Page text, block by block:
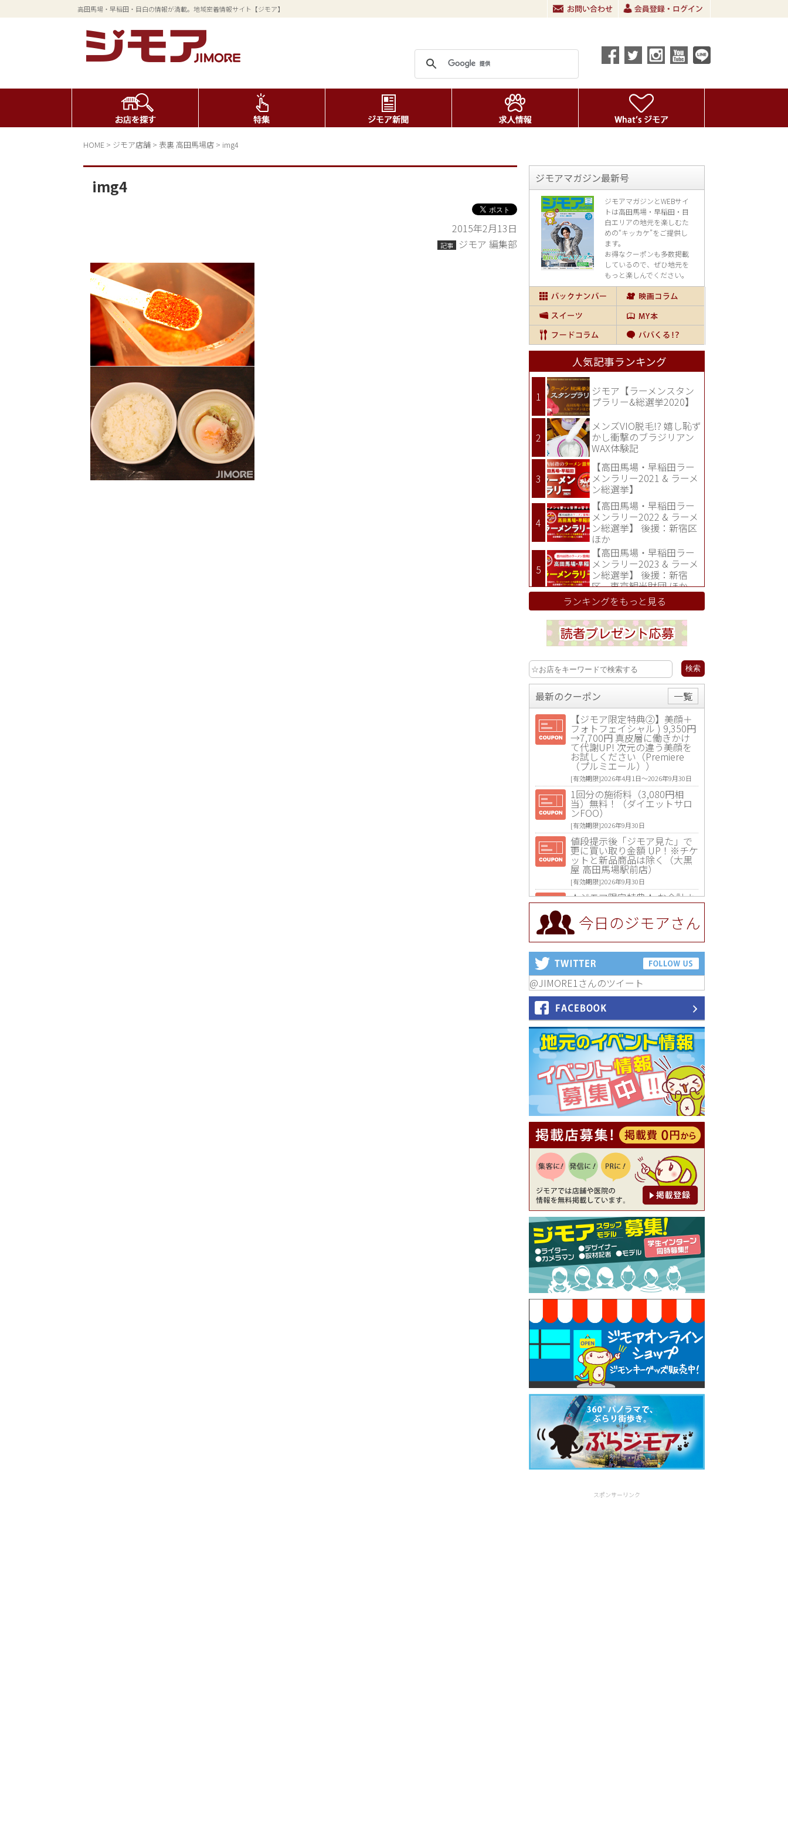
高田馬場・早稲田・目白の情報が満載。地域密着情報サイト【ジモア】
HOME > ジモア店舗 > 表裏 高田馬場店 > img4
img4
2015年2月13日
記事 ジモア 編集部
ジモアマガジン最新号
ジモアマガジンとWEBサイ
トは高田馬場・早稲田・目
白エリアの地元を楽しむた
めの“キッカケ”をご提供し
ます。
お得なクーポンも多数掲載
しているので、 ぜひ地元を
もっと楽しんでください。
人気記事ランキング
ジモア【ラーメンスタン
プラリー&総選挙2020】
メンズVIO脱毛!? 嬉し恥ず
かし衝撃のブラジリアン
WAX体験記
【高田馬場・早稲田ラー
メンラリー2021 & ラーメ
ン総選挙】
【高田馬場・早稲田ラー
メンラリー2022 & ラーメ
ン総選挙】 後援：新宿区
ほか
【高田馬場・早稲田ラー
メンラリー2023 & ラーメ
ン総選挙】 後援：新宿
区、東京観光財団 ほか
ランキングをもっと見る
最新のクーポン
一覧
【ジモア限定特典②】美顔＋
フォトフェイシャル ) 9,350円
→7,700円 真皮層に働きかけ
て代謝UP! 次元の違う美顔を
お試しください（Premiere
（プルミエール））
[有効期限]2026年4月1日〜2026年9月30日
1回分の施術料（3,080円相
当）無料！（ダイエットサロ
ンFOO）
[有効期限]2026年9月30日
値段提示後「ジモア見た」で
更に買い取り金額 UP！※チケ
ットと新品商品は除く（大黒
屋 高田馬場駅前店）
[有効期限]2026年9月30日
★ジモア限定特典★ お会計よ
り全品5％OFF（ナチュラル＆
ハンドメイドショップ［マキ
マキ］）
[有効期限]2026年9月30日まで
【ジモア限定①】初回割引 特
価 VIO脱毛11,000円⇒8,800円
（メンズ専門ワックス脱毛サ
ロン Mickle（ミックル））
【ジモア読者特典2】コース 3,
500円→3,000円（料理5品+2
時間飲み放題）（創作イタリ
アン Pia Cuore（ピアクオー
レ））
[有効期限]2026年9月30日
【ジモア読者特典1】料理全品
20％OFF ※18時以降（創作イ
タリアン Pia Cuore（ピアクオ
ーレ））
[有効期限]2026年9月30日
【ジモア限定②】初回割引 特
価 鼻毛脱毛 半額 2,200円⇒1,1
00円（メンズ専門ワックス脱
毛サロン Mickle（ミック
ル））
[有効期限]2026年9月30日
【ジモア限定特典①】まつ毛
カール 3,850円→ 2,750円（Pr
emiere（プルミエール））
[有効期限]2026年9月30日
焼き餃子 一皿サービス（餃子
酒場たっちゃん 西早稲田
店）
[有効期限]2026年9月30日
今日のジモアさん
@JIMORE1さんのツイート
スポンサーリンク